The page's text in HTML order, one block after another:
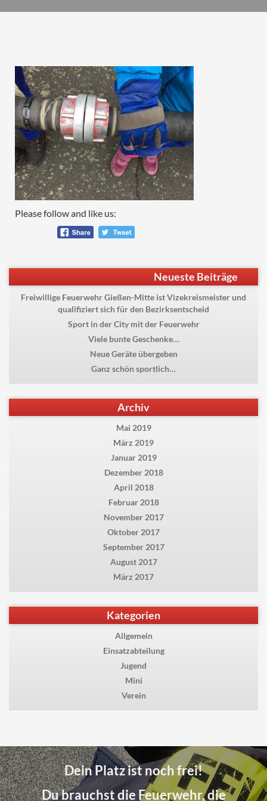
Please follow and like us:
Beitragsnavigation
Previous
Geräte der Feuerwehr Neueste Beiträge
Freiwillige Feuerwehr Gießen-Mitte ist Vizekreismeister und
qualifiziert sich für den Bezirksentscheid
Sport in der City mit der Feuerwehr
Viele bunte Geschenke…
Neue Geräte übergeben
Ganz schön sportlich…
Archiv
Mai 2019
März 2019
Januar 2019
Dezember 2018
April 2018
Februar 2018
November 2017
Oktober 2017
September 2017
August 2017
März 2017
Kategorien
Allgemein
Einsatzabteilung
Jugend
Mini
Verein
Dein Platz ist noch frei!
Du brauchst die Feuerwehr, die